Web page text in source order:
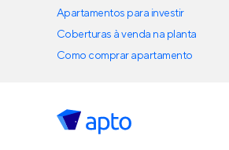
Apartamentos para investir
Coberturas à venda na planta
Como comprar apartamento